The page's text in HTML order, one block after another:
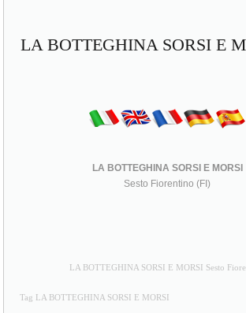
LA BOTTEGHINA SORSI E
LA BOTTEGHINA SORSI E MORSI
Sesto Fiorentino (FI)
LA BOTTEGHINA SORSI E MORSI Sesto
Tag LA BOTTEGHINA SORSI E MORSI